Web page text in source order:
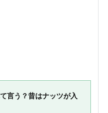
言う？昔はナッツが入